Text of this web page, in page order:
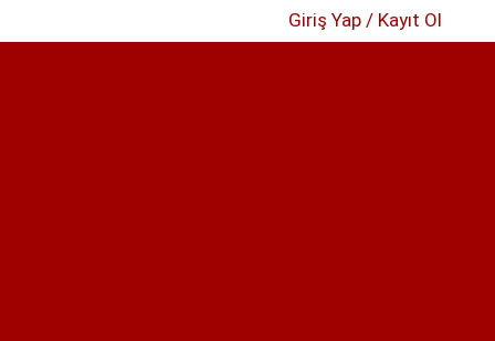
Giriş Yap / Kayıt Ol